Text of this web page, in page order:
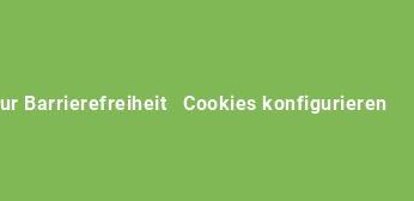
Barrierefreiheit Cookies konfigurieren